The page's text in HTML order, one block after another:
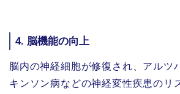
4. 脳機能の向上
脳内の神経細胞が修復され、アルツ
キンソン病などの神経変性疾患のリ